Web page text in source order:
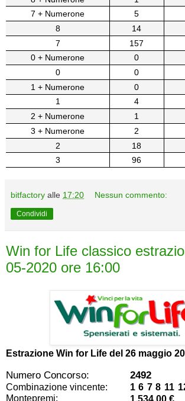
7 + Numerone
5
8
14
7
157
0 + Numerone
0
0
0
1 + Numerone
0
1
4
2 + Numerone
1
3 + Numerone
2
2
18
3
96
bitfactory alle 17:20 Nessun commento:
Condividi
Win for Life classico
05-2020 ore 16:00
Estrazione Win for Life del 26 maggio
Numero Concorso: 2492
Combinazione vincente:
1 6 7 8 11
Montepremi:
1.534,00 €